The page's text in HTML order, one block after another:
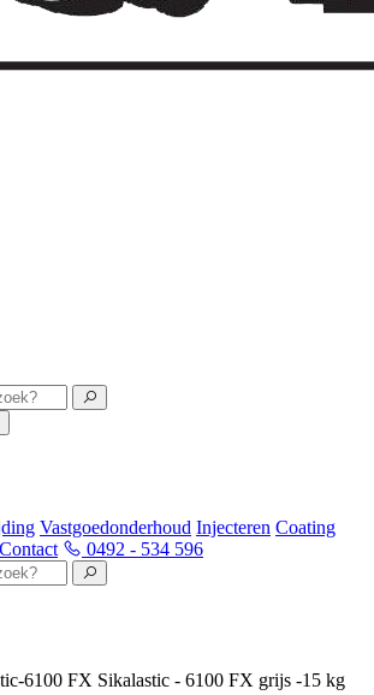
Vastgoedonderhoud Injecteren Coating
Contact 0492 - 534 596
6100 FX Sikalastic - 6100 FX grijs -15 kg